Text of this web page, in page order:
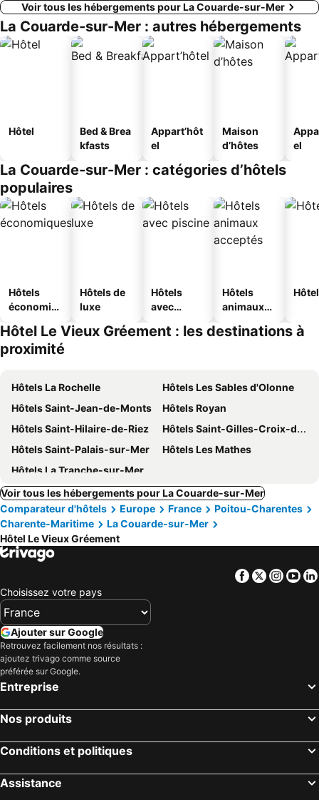
Voir tous les hébergements pour La Couarde-sur-Mer
La Couarde-sur-Mer : autres hébergements
Hôtel
Bed & Brea
kfasts
Appart’hôt
el
Maison
d’hôtes
el
La Couarde-sur-Mer : catégories d’hôtels
populaires
Hôtels
économiq
Hôtels de
luxe
Hôtels
avec
Hôtels
animaux
Hôtel Le Vieux Gréement : les destinations à
proximité
Hôtels La Rochelle
Hôtels Les Sables d'Olonne
Hôtels Saint-Jean-de-Monts
Hôtels Royan
Hôtels Saint-Hilaire-de-Riez
Hôtels Saint-Gilles-Croix-de-Vie
Hôtels Saint-Palais-sur-Mer
Hôtels Les Mathes
Hôtels La Tranche-sur-Mer
Voir tous les hébergements pour La Couarde-sur-Mer
Comparateur d'hôtels
Europe France
Poitou-Charentes
Charente-Maritime
La Couarde-sur-Mer
Hôtel Le Vieux Gréement
Facebook
Twitter
Choisissez votre pays
Ajouter sur Google
Retrouvez facilement nos résultats :
ajoutez trivago comme source
préférée sur Google.
Entreprise
Nos produits
Conditions et politiques
Assistance